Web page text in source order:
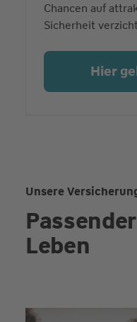
Chancen auf
Sicherheit
Hier
Unsere
Leben